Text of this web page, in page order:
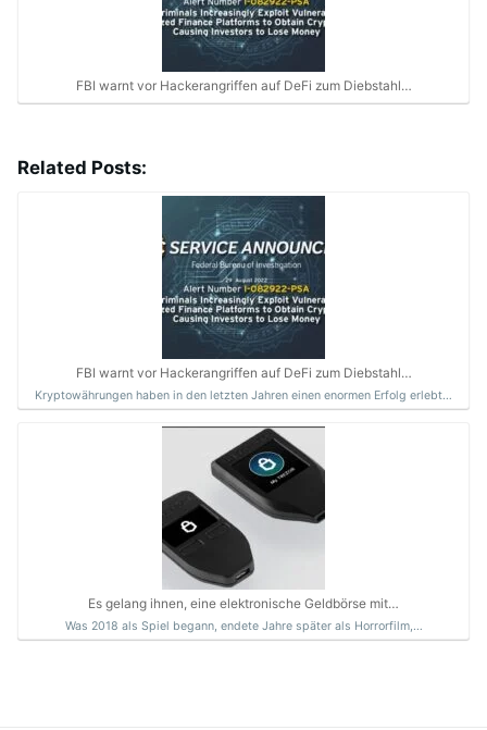
FBI warnt vor Hackerangriffen auf DeFi zum Diebstahl…
Related Posts:
FBI warnt vor Hackerangriffen auf DeFi zum Diebstahl…
Kryptowährungen haben in den letzten Jahren einen enormen Erfolg erlebt…
Es gelang ihnen, eine elektronische Geldbörse mit…
Was 2018 als Spiel begann, endete Jahre später als Horrorfilm,…